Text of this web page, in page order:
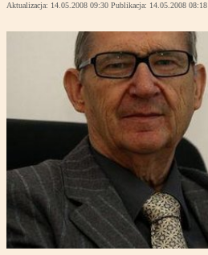
Aktualizacja: 14.05.2008 09:30 Publikacja: 14.05.2008 08:18